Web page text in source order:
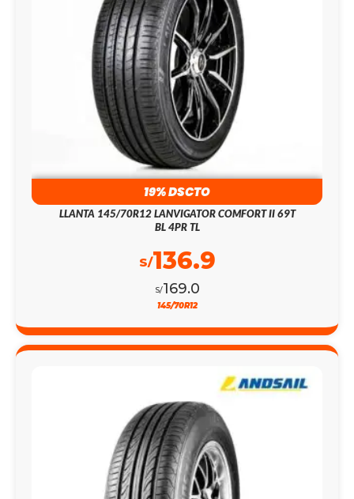
19% DSCTO
LLANTA 145/70R12 LANVIGATOR COMFORT II 69T
BL 4PR TL
S/169.0
S/136.9
145/70R12